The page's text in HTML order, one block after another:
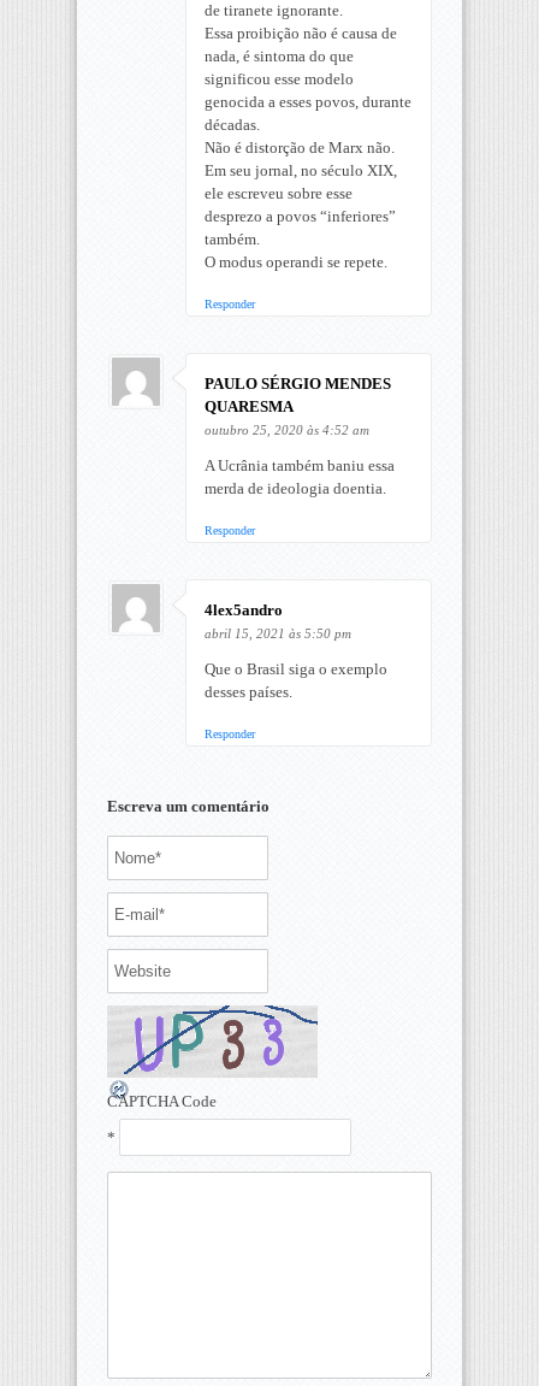
de tiranete ignorante.
Essa proibição não é causa de
nada, é sintoma do que
significou esse modelo
genocida a esses povos, durante
décadas.
Não é distorção de Marx não.
Em seu jornal, no século XIX,
ele escreveu sobre esse
desprezo a povos “inferiores”
também.
O modus operandi se repete.
Responder
PAULO SÉRGIO MENDES
QUARESMA
outubro 25, 2020 às 4:52 am
A Ucrânia também baniu essa
merda de ideologia doentia.
Responder
4lex5andro
abril 15, 2021 às 5:50 pm
Que o Brasil siga o exemplo
desses países.
Responder
Escreva um comentário
CAPTCHA Code
*